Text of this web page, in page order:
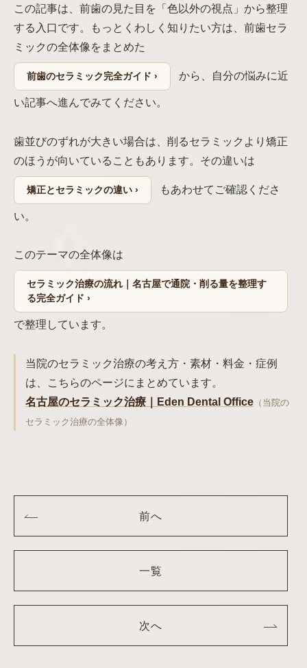
この記事は、前歯の見た目を「色以外の視点」から整理
する入口です。もっとくわしく知りたい方は、前歯セラ
ミックの全体像をまとめた
前歯のセラミック完全ガイド › から、自分の悩みに近
い記事へ進んでみてください。
歯並びのずれが大きい場合は、削るセラミックより矯正
のほうが向いていることもあります。その違いは
矯正とセラミックの違い › もあわせてご確認くださ
い。
このテーマの全体像は
セラミック治療の流れ｜名古屋で通院・削る量を整理す
る完全ガイド ›
で整理しています。
当院のセラミック治療の考え方・素材・料金・症例
は、こちらのページにまとめています。
名古屋のセラミック治療｜Eden Dental Office （当院の
セラミック治療の全体像）
前へ
一覧
次へ